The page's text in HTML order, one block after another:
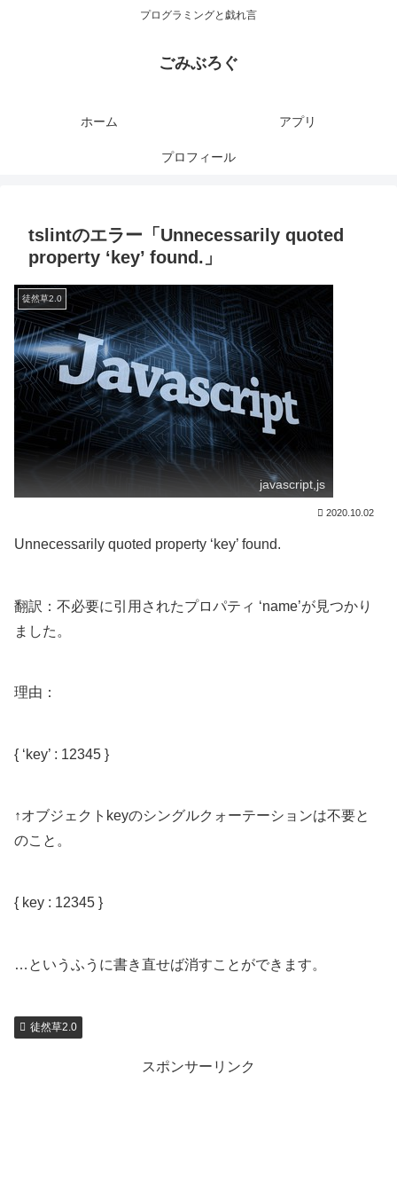
プログラミングと戯れ言
ごみぶろぐ
ホーム アプリ
プロフィール
tslintのエラー「Unnecessarily quoted
property ‘key’ found.」
徒然草2.0
javascript,js
2020.10.02
Unnecessarily quoted property ‘key’ found.
翻訳：不必要に引用されたプロパティ ‘name’が見つかり
ました。
理由：
{ ‘key’ : 12345 }
↑オブジェクトkeyのシングルクォーテーションは不要と
のこと。
{ key : 12345 }
…というふうに書き直せば消すことができます。
徒然草2.0
スポンサーリンク